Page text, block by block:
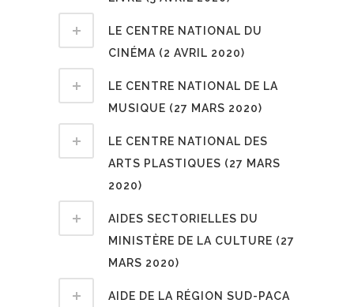
LE CENTRE NATIONAL DU
CINÉMA (2 AVRIL 2020)
LE CENTRE NATIONAL DE LA
MUSIQUE (27 MARS 2020)
LE CENTRE NATIONAL DES
ARTS PLASTIQUES (27 MARS
2020)
AIDES SECTORIELLES DU
MINISTÈRE DE LA CULTURE (27
MARS 2020)
AIDE DE LA RÉGION SUD-PACA